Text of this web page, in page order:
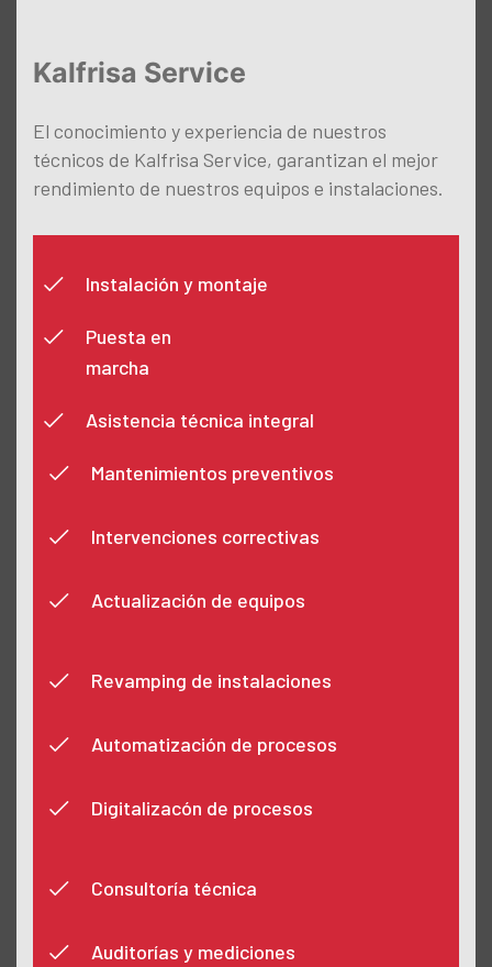
Kalfrisa Service
El conocimiento y experiencia de nuestros
técnicos de Kalfrisa Service, garantizan el mejor
rendimiento de nuestros equipos e instalaciones.
Instalación y montaje
Puesta en
marcha
Asistencia técnica integral
Mantenimientos preventivos
Intervenciones correctivas
Actualización de equipos
Revamping de instalaciones
Automatización de procesos
Digitalizacón de procesos
Consultoría técnica
Auditorías y mediciones